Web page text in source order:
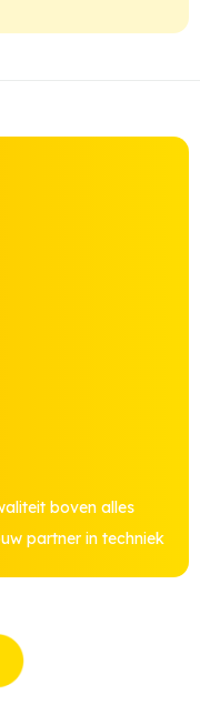
boven alles
partner in techniek